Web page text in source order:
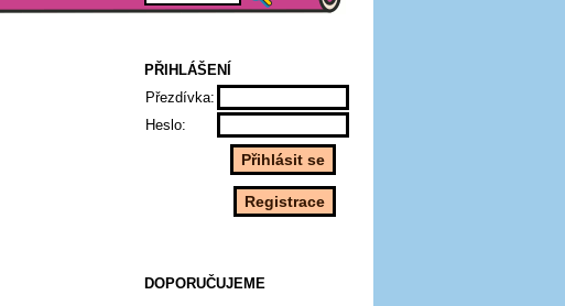
PŘIHLÁŠENÍ
Přezdívka:
Heslo:
DOPORUČUJEME